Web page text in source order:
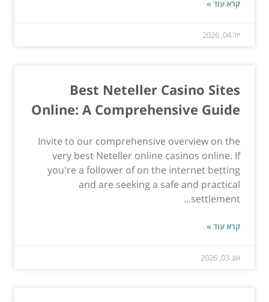
קרא עוד »
יול 04, 2026
Best Neteller Casino Sites
Online: A Comprehensive Guide
Invite to our comprehensive overview on the
very best Neteller online casinos online. If
you're a follower of on the internet betting
and are seeking a safe and practical
settlement...
קרא עוד »
אוג 03, 2026